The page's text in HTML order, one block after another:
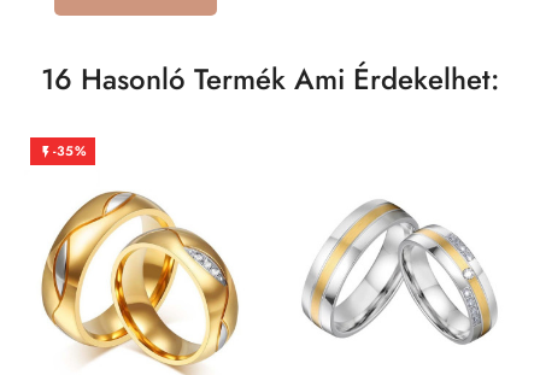
16 Hasonló Termék Ami Érdekelhet:
 -35%